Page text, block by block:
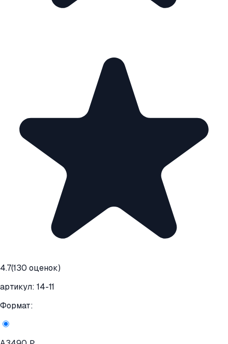
4.7(130 оценок)
артикул: 14-11
Формат: